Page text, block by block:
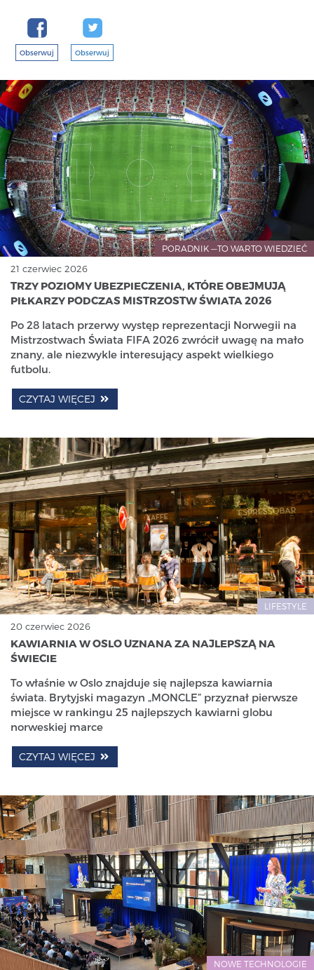
Obserwuj Obserwuj
PORADNIK —TO WARTO WIEDZIEĆ
21 czerwiec 2026
TRZY POZIOMY UBEZPIECZENIA, KTÓRE OBEJMUJĄ
PIŁKARZY PODCZAS MISTRZOSTW ŚWIATA 2026
Po 28 latach przerwy występ reprezentacji Norwegii na
Mistrzostwach Świata FIFA 2026 zwrócił uwagę na mało
znany, ale niezwykle interesujący aspekt wielkiego
futbolu.
CZYTAJ WIĘCEJ
LIFESTYLE
20 czerwiec 2026
KAWIARNIA W OSLO UZNANA ZA NAJLEPSZĄ NA
ŚWIECIE
To właśnie w Oslo znajduje się najlepsza kawiarnia
świata. Brytyjski magazyn „MONCLE” przyznał pierwsze
miejsce w rankingu 25 najlepszych kawiarni globu
norweskiej marce
CZYTAJ WIĘCEJ
NOWE TECHNOLOGIE